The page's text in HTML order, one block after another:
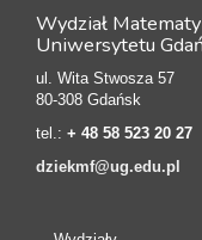
Wydział
Uniwersytetu
ul. Wita Stwosza 57
80-308 Gdańsk
tel.: + 48 58 523 20 27
dziekmf@ug.edu.pl